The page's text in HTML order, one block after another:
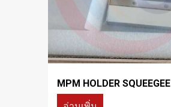
MPM HOLDER SQUEEGEE